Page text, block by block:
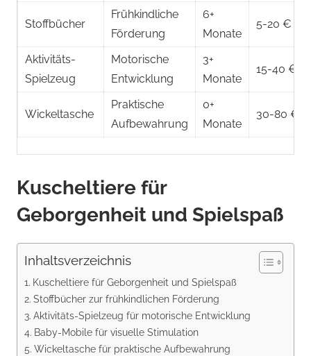
Stoffbücher
Frühkindliche
Förderung
6+
Monate
5-20 €
Aktivitäts-
Spielzeug
Motorische
Entwicklung
3+
Monate
15-40 €
Wickeltasche
Praktische
Aufbewahrung
0+
Monate
30-80 €
Kuscheltiere für
Geborgenheit und Spielspaß
Inhaltsverzeichnis
Kuscheltiere für Geborgenheit und Spielspaß
Stoffbücher zur frühkindlichen Förderung
Aktivitäts-Spielzeug für motorische Entwicklung
Baby-Mobile für visuelle Stimulation
Wickeltasche für praktische Aufbewahrung